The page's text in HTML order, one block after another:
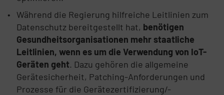
Während die Regierung hilfreiche Leitlinien zum
Datenschutz bereitgestellt hat, benötigen
Gesundheitsorganisationen mehr staatliche
Leitlinien, wenn es um die Verwendung von IoT-
Geräten geht. Dazu gehören die allgemeine
Gerätesicherheit, Patching-Anforderungen und
Prozesse für die Gerätezertifizierung/-